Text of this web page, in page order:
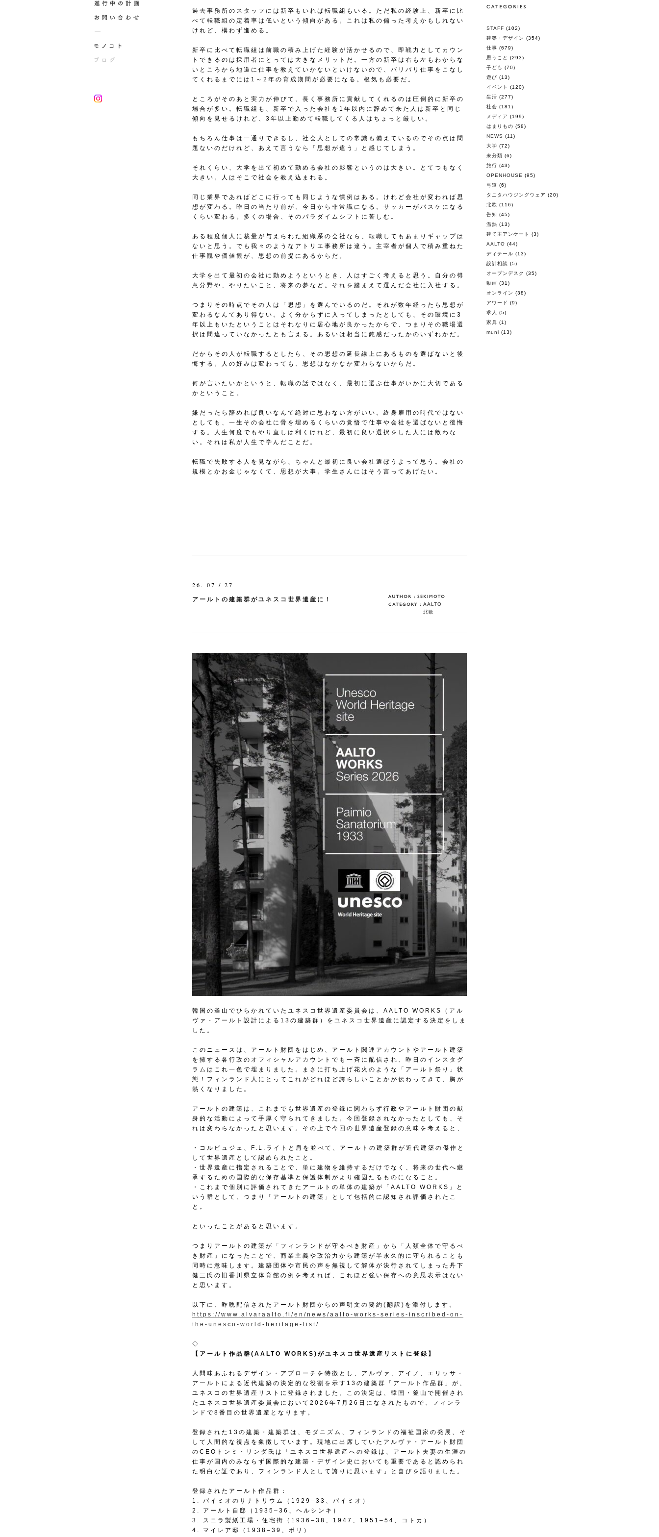
過去事務所のスタッフには新卒もいれば転職組もいる。ただ私の経験上、新卒に比
べて転職組の定着率は低いという傾向がある。これは私の偏った考えかもしれない
けれど、構わず進める。
新卒に比べて転職組は前職の積み上げた経験が活かせるので、即戦力としてカウン
トできるのは採用者にとっては大きなメリットだ。一方の新卒は右も左もわからな
いところから地道に仕事を教えていかないといけないので、バリバリ仕事をこなし
てくれるまでには1～2年の育成期間が必要になる。根気も必要だ。
ところがそのあと実力が伸びて、長く事務所に貢献してくれるのは圧倒的に新卒の
場合が多い。転職組も、新卒で入った会社を1年以内に辞めて来た人は新卒と同じ
傾向を見せるけれど、3年以上勤めて転職してくる人はちょっと厳しい。
もちろん仕事は一通りできるし、社会人としての常識も備えているのでその点は問
題ないのだけれど、あえて言うなら「思想が違う」と感じてしまう。
それくらい、大学を出て初めて勤める会社の影響というのは大きい。とてつもなく
大きい。人はそこで社会を教え込まれる。
同じ業界であればどこに行っても同じような慣例はある。けれど会社が変われば思
想が変わる。昨日の当たり前が、今日から非常識になる。サッカーがバスケになる
くらい変わる。多くの場合、そのパラダイムシフトに苦しむ。
ある程度個人に裁量が与えられた組織系の会社なら、転職してもあまりギャップは
ないと思う。でも我々のようなアトリエ事務所は違う。主宰者が個人で積み重ねた
仕事観や価値観が、思想の前提にあるからだ。
大学を出て最初の会社に勤めようというとき、人はすごく考えると思う。自分の得
意分野や、やりたいこと、将来の夢など。それを踏まえて選んだ会社に入社する。
つまりその時点でその人は「思想」を選んでいるのだ。それが数年経ったら思想が
変わるなんてあり得ない。よく分からずに入ってしまったとしても、その環境に3
年以上もいたということはそれなりに居心地が良かったからで、つまりその職場選
択は間違っていなかったとも言える。あるいは相当に鈍感だったかのいずれかだ。
だからその人が転職するとしたら、その思想の延長線上にあるものを選ばないと後
悔する。人の好みは変わっても、思想はなかなか変わらないからだ。
何が言いたいかというと、転職の話ではなく、最初に選ぶ仕事がいかに大切である
かということ。
嫌だったら辞めれば良いなんて絶対に思わない方がいい。終身雇用の時代ではない
としても、一生その会社に骨を埋めるくらいの覚悟で仕事や会社を選ばないと後悔
する。人生何度でもやり直しは利くけれど、最初に良い選択をした人には敵わな
い。それは私が人生で学んだことだ。
転職で失敗する人を見ながら、ちゃんと最初に良い会社選ぼうよって思う。会社の
規模とかお金じゃなくて、思想が大事。学生さんにはそう言ってあげたい。
26. 07 / 27
アールトの建築群がユネスコ世界遺産に！
AALTO
北欧
韓国の釜山でひらかれていたユネスコ世界遺産委員会は、AALTO WORKS（アル
ヴァ・アールト設計による13の建築群）をユネスコ世界遺産に認定する決定をしま
した。
このニュースは、アールト財団をはじめ、アールト関連アカウントやアールト建築
を擁する各行政のオフィシャルアカウントでも一斉に配信され、昨日のインスタグ
ラムはこれ一色で埋まりました。まさに打ち上げ花火のような「アールト祭り」状
態！フィンランド人にとってこれがどれほど誇らしいことかが伝わってきて、胸が
熱くなりました。
アールトの建築は、これまでも世界遺産の登録に関わらず行政やアールト財団の献
身的な活動によって手厚く守られてきました。今回登録されなかったとしても、そ
れは変わらなかったと思います。その上で今回の世界遺産登録の意味を考えると、
・コルビュジェ、F.L.ライトと肩を並べて、アールトの建築群が近代建築の傑作と
して世界遺産として認められたこと。
・世界遺産に指定されることで、単に建物を維持するだけでなく、将来の世代へ継
承するための国際的な保存基準と保護体制がより確固たるものになること。
・これまで個別に評価されてきたアールトの単体の建築が「AALTO WORKS」と
いう群として、つまり「アールトの建築」として包括的に認知され評価されたこ
と。
といったことがあると思います。
つまりアールトの建築が「フィンランドが守るべき財産」から「人類全体で守るべ
き財産」になったことで、商業主義や政治力から建築が半永久的に守られることも
同時に意味します。建築団体や市民の声を無視して解体が決行されてしまった丹下
健三氏の旧香川県立体育館の例を考えれば、これほど強い保存への意思表示はない
と思います。
以下に、昨晩配信されたアールト財団からの声明文の要約(翻訳)を添付します。
https://www.alvaraalto.fi/en/news/aalto-works-series-inscribed-on-
the-unesco-world-heritage-list/
◇
【アールト作品群(AALTO WORKS)がユネスコ世界遺産リストに登録】
人間味あふれるデザイン・アプローチを特徴とし、アルヴァ、アイノ、エリッサ・
アールトによる近代建築の決定的な役割を示す13の建築群「アールト作品群」が、
ユネスコの世界遺産リストに登録されました。この決定は、韓国・釜山で開催され
たユネスコ世界遺産委員会において2026年7月26日になされたもので、フィンラ
ンドで8番目の世界遺産となります。
登録された13の建築・建築群は、モダニズム、フィンランドの福祉国家の発展、そ
して人間的な視点を象徴しています。現地に出席していたアルヴァ・アールト財団
のCEOトンミ・リンダ氏は「ユネスコ世界遺産への登録は、アールト夫妻の生涯の
仕事が国内のみならず国際的な建築・デザイン史においても重要であると認められ
た明白な証であり、フィンランド人として誇りに思います」と喜びを語りました。
登録されたアールト作品群：
1. パイミオのサナトリウム（1929–33、パイミオ）
2. アールト自邸（1935–36、ヘルシンキ）
3. スニラ製紙工場・住宅街（1936–38、1947、1951–54、コトカ）
4. マイレア邸（1938–39、ポリ）
STAFF (102)
建築・デザイン (354)
仕事 (679)
思うこと
(293)
子ども (70)
遊び (13)
イベント
(120)
生活 (277)
社会 (181)
メディア (199)
はまりもの (58)
NEWS (11)
大学 (72)
未分類 (6)
旅行 (43)
OPENHOUSE (95)
弓道 (6)
タニタハウジングウェア (20)
北欧 (116)
告知 (45)
温熱 (13)
建て主アンケート
(3)
AALTO (44)
ディテール (13)
設計相談 (5)
オープンデスク
(35)
動画 (31)
オンライン (38)
アワード (9)
求人
(5)
家具 (1)
muni (13)